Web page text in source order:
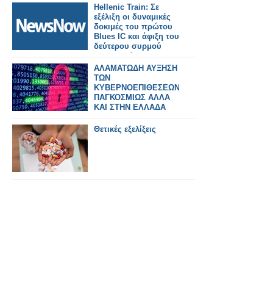
Hellenic Train: Σε
εξέλιξη οι δυναμικές
δοκιμές του πρώτου
Blues IC και άφιξη του
δεύτερου συρμού
στην Ελλάδα.
ΑΛΑΜΑΤΩΔΗ ΑΥΞΗΣΗ
ΤΩΝ
ΚΥΒΕΡΝΟΕΠΙΘΕΣΕΩΝ
ΠΑΓΚΟΣΜΙΩΣ ΑΛΛΑ
ΚΑΙ ΣΤΗΝ ΕΛΛΑΔΑ
Θετικές εξελίξεις